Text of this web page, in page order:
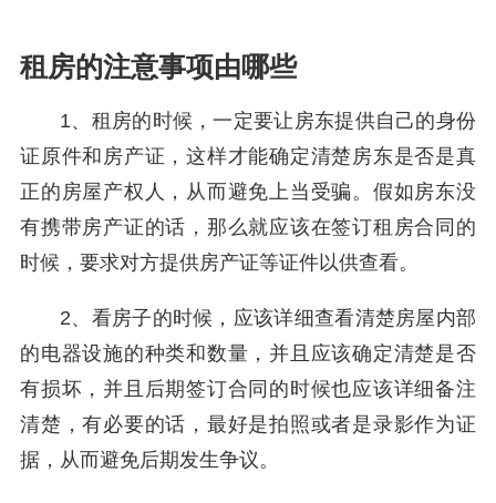
租房的注意事项由哪些
1、租房的时候，一定要让房东提供自己的身份
证原件和房产证，这样才能确定清楚房东是否是真
正的房屋产权人，从而避免上当受骗。假如房东没
有携带房产证的话，那么就应该在签订租房合同的
时候，要求对方提供房产证等证件以供查看。
2、看房子的时候，应该详细查看清楚房屋内部
的电器设施的种类和数量，并且应该确定清楚是否
有损坏，并且后期签订合同的时候也应该详细备注
清楚，有必要的话，最好是拍照或者是录影作为证
据，从而避免后期发生争议。